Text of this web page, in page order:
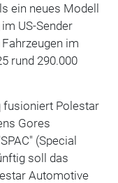
ein neues Modell
US-Sender
im
rund 290.000
fusioniert Polestar
Gores
(Special
soll das
Automotive